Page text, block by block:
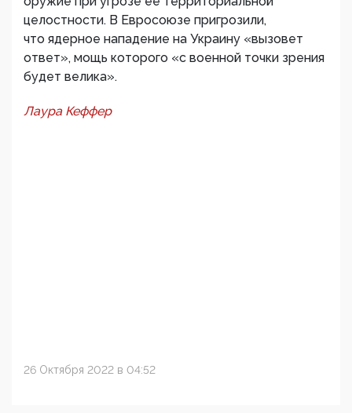
целостности. В Евросоюзе пригрозили,
что ядерное нападение на Украину «вызовет
ответ», мощь которого «с военной точки зрения
будет велика».
Лаура Кеффер
26 Октября 2022 в 04:52